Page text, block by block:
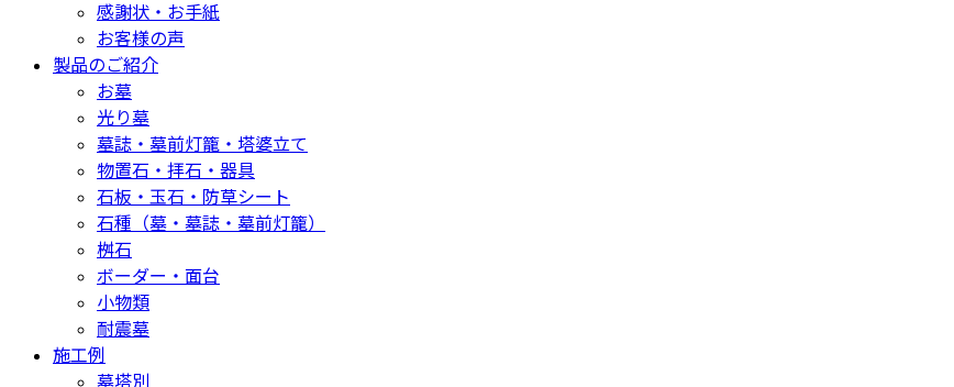
感謝状・お手紙
お客様の声
製品のご紹介
お墓
光り墓
墓誌・墓前灯籠・塔婆立て
物置石・拝石・器具
石板・玉石・防草シート
石種（墓・墓誌・墓前灯籠）
桝石
ボーダー・面台
小物類
耐震墓
施工例
墓塔別